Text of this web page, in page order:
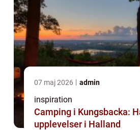
07 maj 2026 admin
inspiration
Camping i Kungsbacka:
upplevelser i Halland